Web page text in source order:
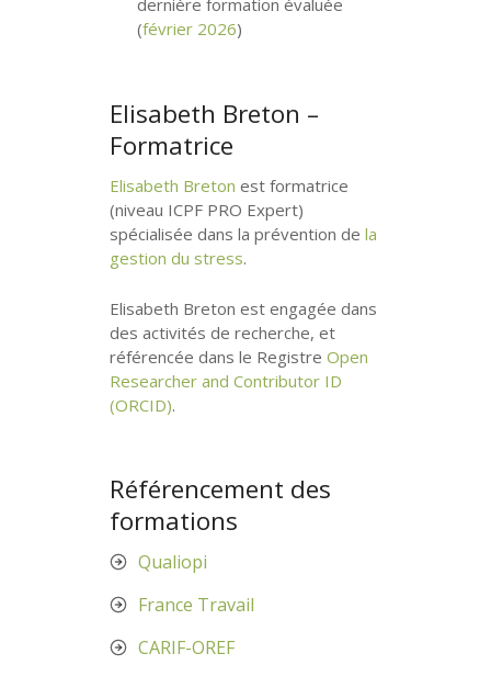
dernière formation évaluée
(février 2026)
Elisabeth Breton –
Formatrice
Elisabeth Breton est formatrice
(niveau ICPF PRO Expert)
spécialisée dans la prévention de la
gestion du stress.
Elisabeth Breton est engagée dans
des activités de recherche, et
référencée dans le Registre Open
Researcher and Contributor ID
(ORCID).
Référencement des
formations
Qualiopi
France Travail
CARIF-OREF